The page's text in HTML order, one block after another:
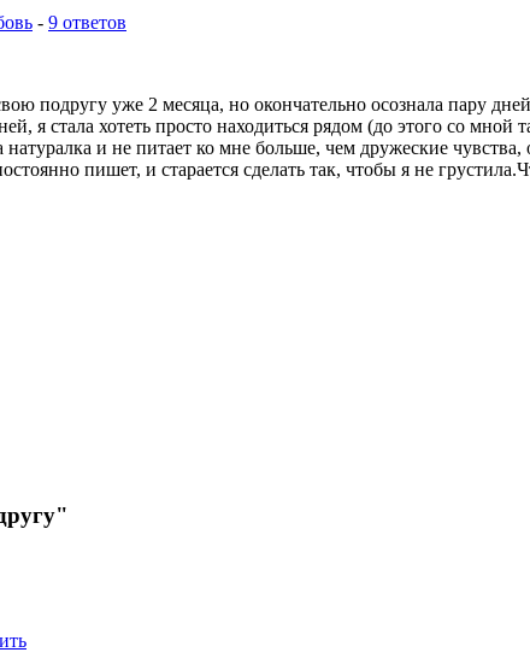
- 9 ответов
подругу уже 2 месяца, но окончательно осознала пару
я стала хотеть просто находиться рядом (до этого со
и не питает ко мне больше, чем дружеские
пишет, и старается сделать так, чтобы я не